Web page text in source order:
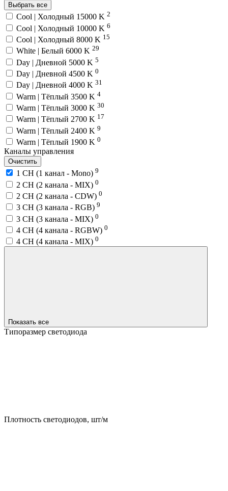
Выбрать все
Cool | Холодный 15000 K 2
Cool | Холодный 10000 K 6
Cool | Холодный 8000 K 15
White | Белый 6000 K 29
Day | Дневной 5000 K 5
Day | Дневной 4500 K 0
Day | Дневной 4000 K 31
Warm | Тёплый 3500 K 4
Warm | Тёплый 3000 K 30
Warm | Тёплый 2700 K 17
Warm | Тёплый 2400 K 9
Warm | Тёплый 1900 K 0
Каналы управления
Очистить
1 CH (1 канал - Mono) 9
2 CH (2 канала - MIX) 0
2 CH (2 канала - CDW) 0
3 CH (3 канала - RGB) 9
3 CH (3 канала - MIX) 0
4 CH (4 канала - RGBW) 0
4 CH (4 канала - MIX) 0
Показать все
Типоразмер светодиода
Плотность светодиодов, шт/м